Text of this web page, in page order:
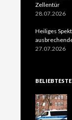
Zellentür
28.07.2026
Heiliges
27.07.2026